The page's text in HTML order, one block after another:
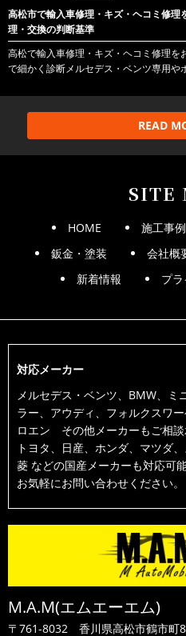
高松市で輸入車修理・キズ・ヘコミ修
理・交換の判断基準
高松で輸入車修理・キズ・ヘコミ修理
で細かく診断メルセデス・ベンツ専用や
READ
SITE
HOME 施工事例
鈑金・塗装
会社概
新着情報
プ
M.A.M(エムエーエム)
〒761-8032 香川県高松市鶴市町
対応メーカー
メルセデス・ベンツ、BMW、ミ
ラー、アウディ、フォルクスワ
ロエン その他メーカーもご相談
トヨタ、日産、ホンダ、マツダ
菱 などの国産メーカーも対応可能
お気軽にお問い合わせください。